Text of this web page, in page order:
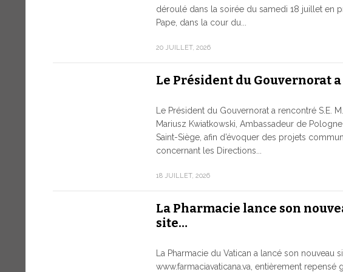
déroulé dans la soirée du samedi 18 juillet en
Pape, dans la cour du...
20 JUILLET, 2026
Le Président du Gouvernorat
Le Président du Gouvernorat a rencontré S.E.
Mariusz Kwiatkowski, Ambassadeur de
Saint-Siège, afin d’évoquer des projets
concernant les Directions...
18 JUILLET, 2026
La Pharmacie lance son
site…
La Pharmacie du Vatican a lancé son nouveau
www.farmaciavaticana.va, entièrement repensé